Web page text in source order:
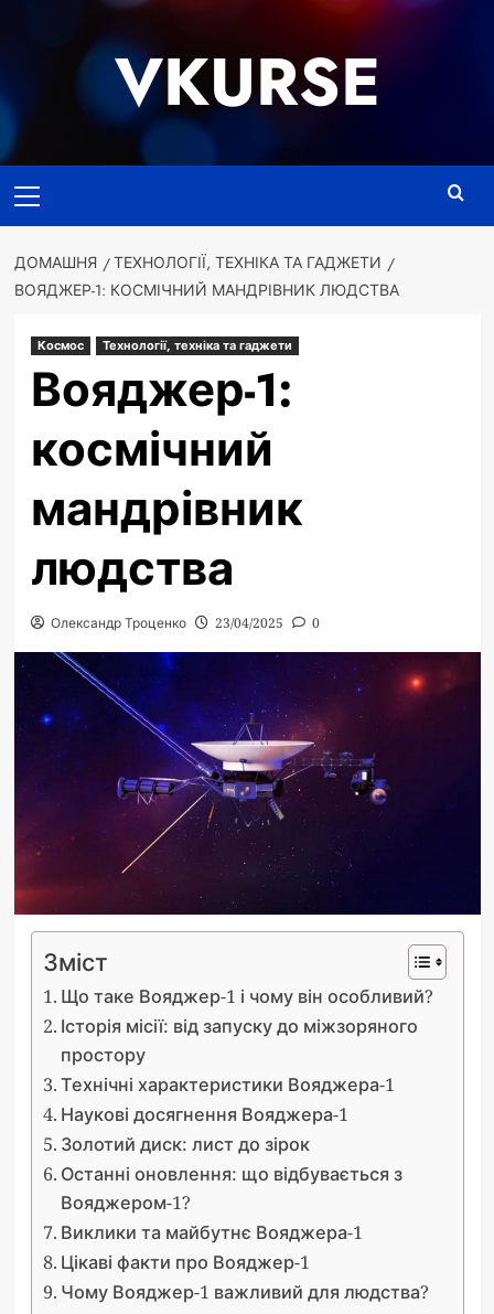
VKURSE
меню
ДОМАШНЯ
ТЕХНОЛОГІЇ, ТЕХНІКА ТА ГАДЖЕТИ
ВОЯДЖЕР-1: КОСМІЧНИЙ МАНДРІВНИК ЛЮДСТВА
Космос Технології, техніка та гаджети
Вояджер-1:
космічний
мандрівник
людства
Олександр Троценко 23/04/2025 0
Зміст
Що таке Вояджер-1 і чому він особливий?
Історія місії: від запуску до міжзоряного
простору
Технічні характеристики Вояджера-1
Наукові досягнення Вояджера-1
Золотий диск: лист до зірок
Останні оновлення: що відбувається з
Вояджером-1?
Виклики та майбутнє Вояджера-1
Цікаві факти про Вояджер-1
Чому Вояджер-1 важливий для людства?